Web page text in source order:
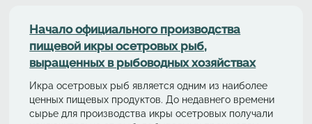
Начало официального производства
пищевой икры осетровых рыб,
выращенных в рыбоводных хозяйствах
Икра осетровых рыб является одним из наиболее
ценных пищевых продуктов. До недавнего времени
сырье для производства икры осетровых получали